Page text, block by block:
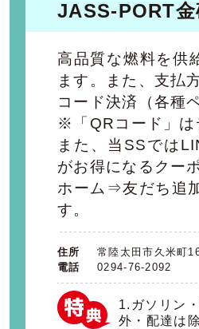
JASS-PORT金
高品質な燃料を供
ます。また、支払
コード決済（各種
※「QRコード」は
また、当SSでは
がお得になるクー
ホーム⇒友だち追
す。
住所 常陸太田市久米町
電話 0294-76-2092
1.ガソリン
外・配達は除